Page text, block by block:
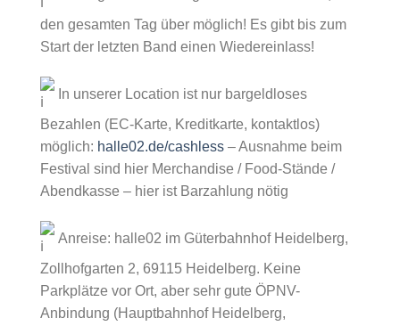
den gesamten Tag über möglich! Es gibt bis zum
Start der letzten Band einen Wiedereinlass!
In unserer Location ist nur bargeldloses
Bezahlen (EC-Karte, Kreditkarte, kontaktlos)
möglich: halle02.de/cashless – Ausnahme beim
Festival sind hier Merchandise / Food-Stände /
Abendkasse – hier ist Barzahlung nötig
Anreise: halle02 im Güterbahnhof Heidelberg,
Zollhofgarten 2, 69115 Heidelberg. Keine
Parkplätze vor Ort, aber sehr gute ÖPNV-
Anbindung (Hauptbahnhof Heidelberg,